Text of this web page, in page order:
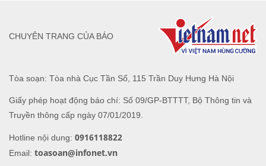
Tòa soạn: Tòa nhà Cục Tần Số, 115 Trần Duy Hưng Hà Nội
Giấy phép hoạt động báo chí: Số 09/GP-BTTTT, Bộ Thông tin và
Truyền thông cấp ngày 07/01/2019.
Hotline nội dung: 0916118822
Email: toasoan@infonet.vn
CHUYÊN TRANG CỦA BÁO